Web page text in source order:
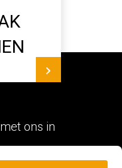
ons in
vrijblijvend